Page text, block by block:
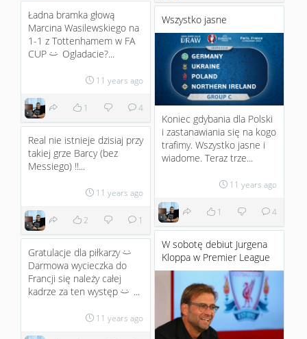
Ładna bramka głową
Marcina Wasilewskiego na
1-1 z Tottenhamem w FA
CUP :) Ogladacie?...
11 years ago
1 4
Wszystko jasne
Koniec gdybania dla Polski
i zastanawiania się na kogo
trafimy. Wszystko jasne i
wiadome. Teraz trze...
11 years ago
1 4
Real nie istnieje dzisiaj przy
takiej grze Barcy (bez
Messiego) !!...
11 years ago
2 1
W sobotę debiut Jurgena
Kloppa w Premier League
Gratulacje dla piłkarzy :)
Darmowa wycieczka do
Francji się należy całej
kadrze za ten występ :) ...
11 years ago